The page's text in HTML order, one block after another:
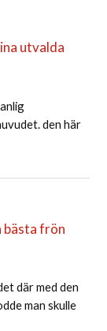
utvalda
den här
bästa frön
där med den
man skulle